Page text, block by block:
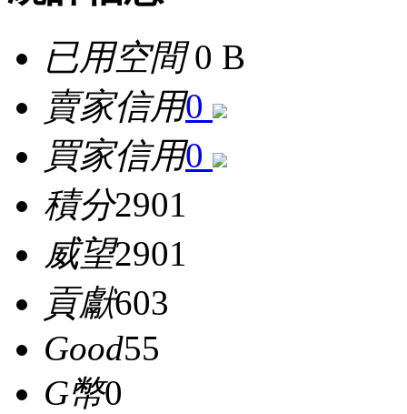
已用空間0 B
賣家信用0
買家信用0
積分2901
威望2901
貢獻603
Good55
G幣0